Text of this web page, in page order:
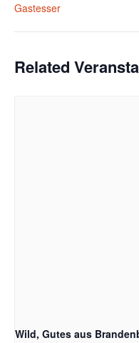
Gastesser
Related
Wild, Gutes aus